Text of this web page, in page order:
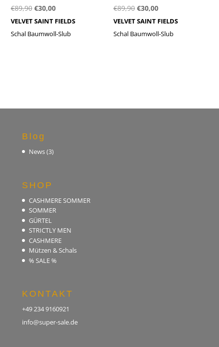
€89,90 Ursprünglicher
Preis
war:
€30,00Aktueller
Preis
ist:
VELVET SAINT FIELDS
Schal Baumwoll-Slub
€89,90 Ursprünglicher
Preis
war:
€30,00Aktueller
Preis
ist:
VELVET SAINT FIELDS
Schal Baumwoll-Slub
Blog
News(3)
SHOP
CASHMERE SOMMER
SOMMER
GÜRTEL
STRICTLY MEN
CASHMERE
Mützen & Schals
% SALE %
KONTAKT
+49 234 9160921
info@super-sale.de